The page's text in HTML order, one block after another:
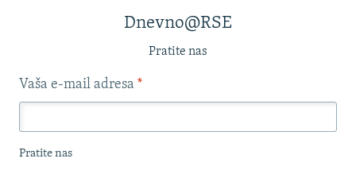
Dnevno@RSE
Pratite nas
Vaša e-mail adresa *
Pratite nas